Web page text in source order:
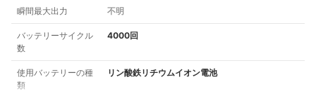
瞬間最大出力 不明
バッテリーサイクル
数
4000回
使用バッテリーの種
類
リン酸鉄リチウムイオン電池